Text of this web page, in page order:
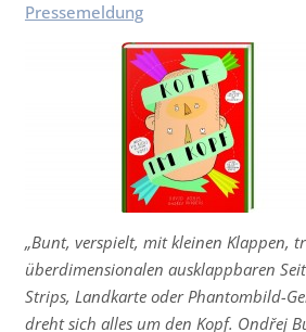
Pressemeldung
„Bunt, verspielt, mit kleinen Klappen,
überdimensionalen ausklappbaren
Strips, Landkarte oder Phantombild-
dreht sich alles um den Kopf. Ondřej